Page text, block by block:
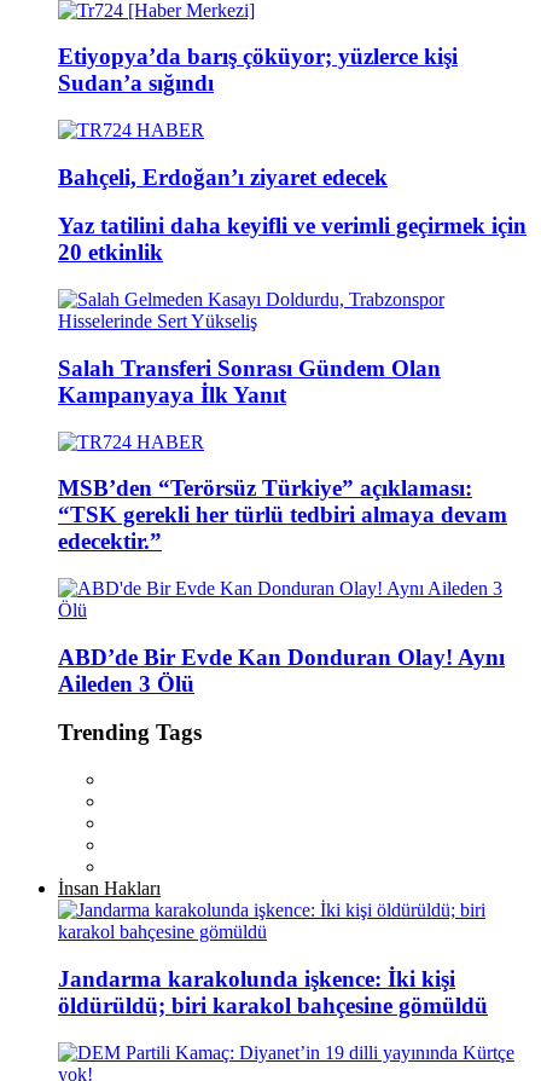
Etiyopya’da barış çöküyor; yüzlerce kişi
Sudan’a sığındı
Bahçeli, Erdoğan’ı ziyaret edecek
Yaz tatilini daha keyifli ve verimli geçirmek için
20 etkinlik
Salah Transferi Sonrası Gündem Olan
Kampanyaya İlk Yanıt
MSB’den “Terörsüz Türkiye” açıklaması:
“TSK gerekli her türlü tedbiri almaya devam
edecektir.”
ABD’de Bir Evde Kan Donduran Olay! Aynı
Aileden 3 Ölü
Trending Tags
İnsan Hakları
Jandarma karakolunda işkence: İki kişi
öldürüldü; biri karakol bahçesine gömüldü